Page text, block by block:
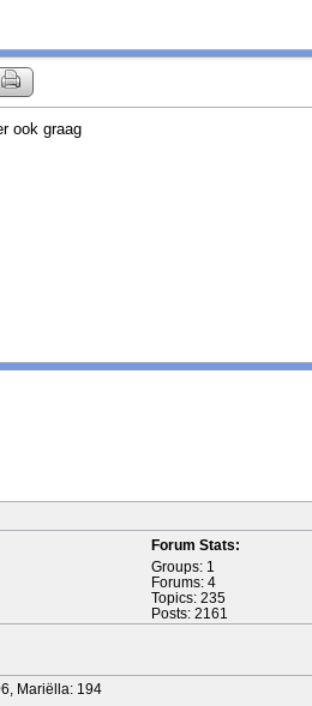
ook graag
Forum Stats:
Groups: 1
Forums: 4
Topics: 235
Posts: 2161
Mariëlla: 194